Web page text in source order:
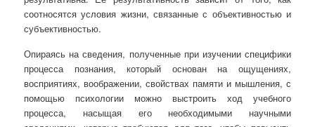
соотносятся условия жизни, связанные с объективностью и
субъективностью.
Опираясь на сведения, полученные при изучении специфики
процесса познания, который основан на ощущениях,
восприятиях, воображении, свойствах памяти и мышления, с
помощью психологии можно выстроить ход учебного
процесса, насыщая его необходимыми научными